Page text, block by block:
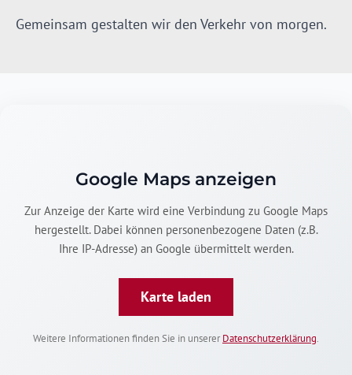
Gemeinsam gestalten wir den Verkehr von morgen.
Google Maps anzeigen
Zur Anzeige der Karte wird eine Verbindung zu Google Maps
hergestellt. Dabei können personenbezogene Daten (z.B.
Ihre IP-Adresse) an Google übermittelt werden.
Karte laden
Weitere Informationen finden Sie in unserer Datenschutzerklärung.